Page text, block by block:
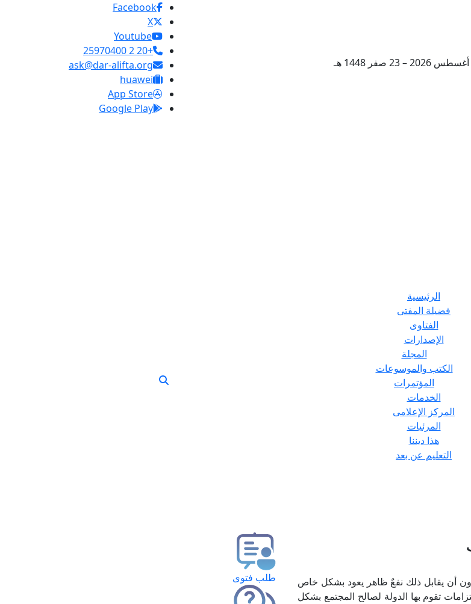
Facebook
X
Youtube
+20 2 25970400
ask@dar-alifta.org
huawei
App Store
Google Play
الرئيسية
فضيلة المفتى
الفتاوى
الإصدارات
المجلة
الكتب والموسوعات
المؤتمرات
الخدمات
المركز الإعلامى
المرئيات
هذا ديننا
التعليم عن بعد
أن يقابل ذلك نفعٌ ظاهر يعود بشكل خاص
تقوم بها الدولة لصالح المجتمع بشكل
طلب فتوى